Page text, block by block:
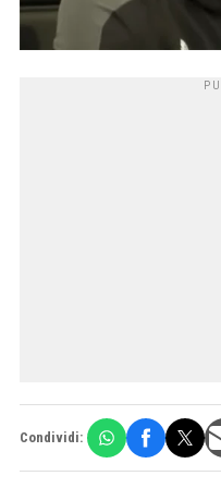
Condividi: